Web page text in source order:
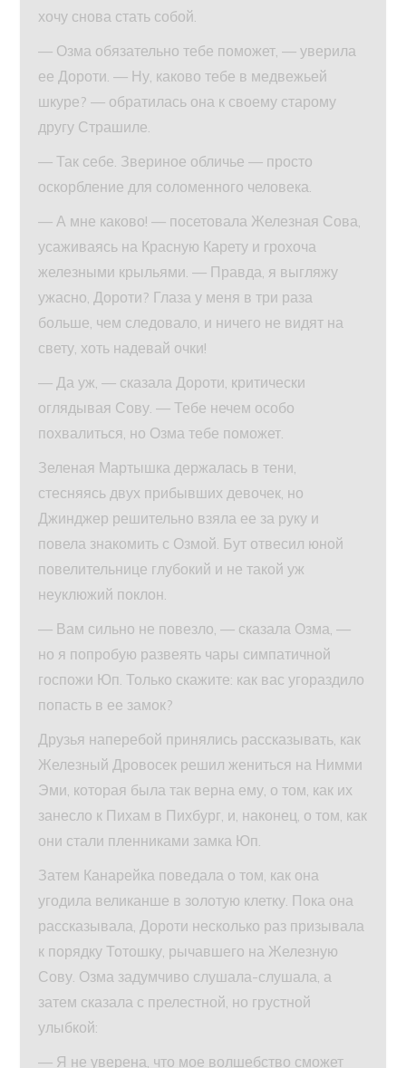
хочу снова стать собой.
— Озма обязательно тебе поможет, — уверила
ее Дороти. — Ну, каково тебе в медвежьей
шкуре? — обратилась она к своему старому
другу Страшиле.
— Так себе. Звериное обличье — просто
оскорбление для соломенного человека.
— А мне каково! — посетовала Железная Сова,
усаживаясь на Красную Карету и грохоча
железными крыльями. — Правда, я выгляжу
ужасно, Дороти? Глаза у меня в три раза
больше, чем следовало, и ничего не видят на
свету, хоть надевай очки!
— Да уж, — сказала Дороти, критически
оглядывая Сову. — Тебе нечем особо
похвалиться, но Озма тебе поможет.
Зеленая Мартышка держалась в тени,
стесняясь двух прибывших девочек, но
Джинджер решительно взяла ее за руку и
повела знакомить с Озмой. Бут отвесил юной
повелительнице глубокий и не такой уж
неуклюжий поклон.
— Вам сильно не повезло, — сказала Озма, —
но я попробую развеять чары симпатичной
госпожи Юп. Только скажите: как вас угораздило
попасть в ее замок?
Друзья наперебой принялись рассказывать, как
Железный Дровосек решил жениться на Нимми
Эми, которая была так верна ему, о том, как их
занесло к Пихам в Пихбург, и, наконец, о том, как
они стали пленниками замка Юп.
Затем Канарейка поведала о том, как она
угодила великанше в золотую клетку. Пока она
рассказывала, Дороти несколько раз призывала
к порядку Тотошку, рычавшего на Железную
Сову. Озма задумчиво слушала-слушала, а
затем сказала с прелестной, но грустной
улыбкой:
— Я не уверена, что мое волшебство сможет